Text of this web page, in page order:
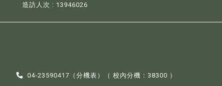
造訪人次 : 13946026
04-23590417（分機表 ）（ 校內分機：38300 ）